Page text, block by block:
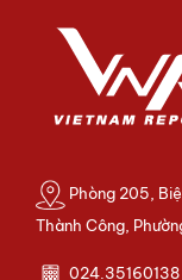
Phòng 205,
Thành Công,